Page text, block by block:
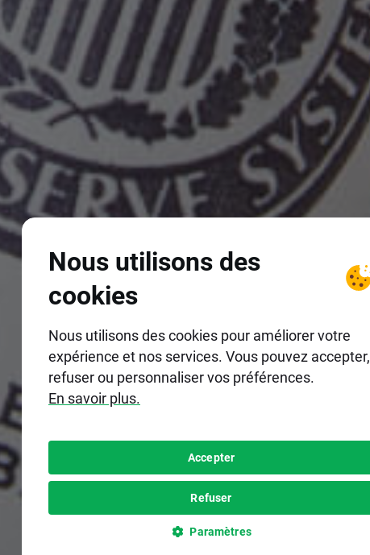
Nous utilisons des
cookies
Nous utilisons des cookies pour améliorer votre
expérience et nos services. Vous pouvez accepter,
refuser ou personnaliser vos préférences.
En savoir plus.
Accepter
Refuser
Paramètres